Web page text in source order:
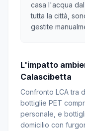
casa l'acqua
tutta la città,
gestite
L'impatto
Calascibetta
Confronto LCA tra
bottiglie PET
personale, e
domicilio con